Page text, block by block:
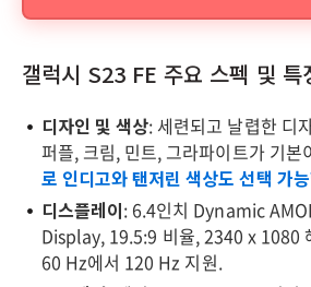
갤럭시 S23 FE 주요 스펙 및 특
디자인 및 색상: 세련되고 날렵한 디
퍼플, 크림, 민트, 그라파이트가 기본
로 인디고와 탠저린 색상도 선택 가
디스플레이: 6.4인치 Dynamic
Display, 19.5:9 비율, 2340 x 1080
60 Hz에서 120 Hz 지원.